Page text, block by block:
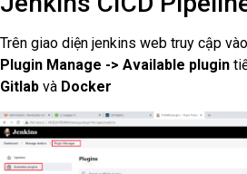
Trên giao diện jenkins web truy cập vào
Plugin Manage -> Available plugin
Gitlab và Docker